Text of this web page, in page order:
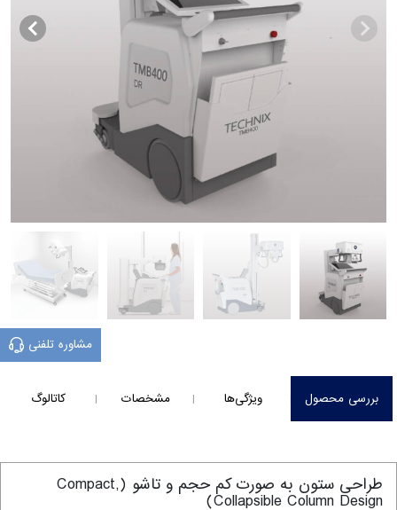
مشاوره تلفنی
بررسی محصول ویژگی‌ها مشخصات کاتالوگ
طراحی ستون به صورت کم حجم و تاشو (Compact,
Collapsible Column Design)